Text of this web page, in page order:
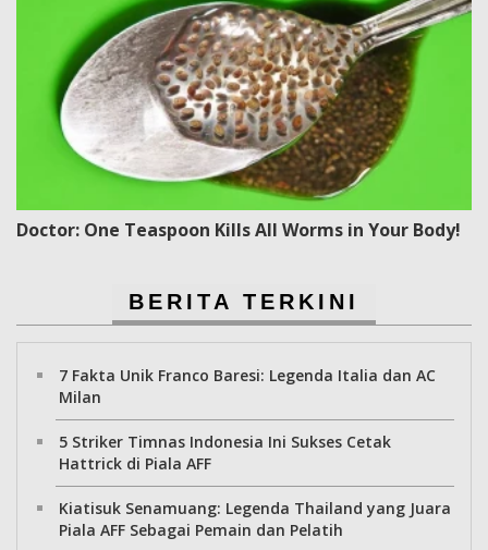
Doctor: One Teaspoon Kills All Worms in Your Body!
BERITA TERKINI
7 Fakta Unik Franco Baresi: Legenda Italia dan AC
Milan
5 Striker Timnas Indonesia Ini Sukses Cetak
Hattrick di Piala AFF
Kiatisuk Senamuang: Legenda Thailand yang Juara
Piala AFF Sebagai Pemain dan Pelatih